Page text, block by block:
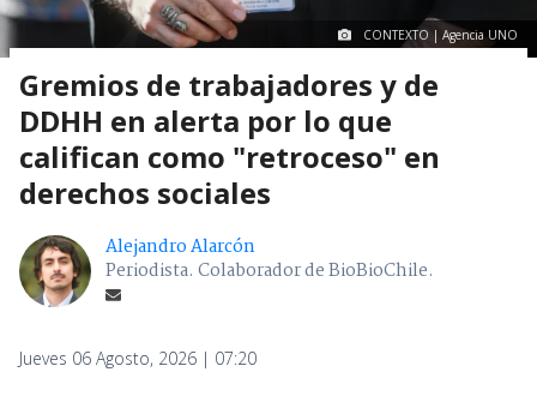
CONTEXTO | Agencia UNO
Gremios de trabajadores y de
DDHH en alerta por lo que
califican como "retroceso" en
derechos sociales
Alejandro Alarcón
Periodista. Colaborador de BioBioChile.
Jueves 06 Agosto, 2026 | 07:20